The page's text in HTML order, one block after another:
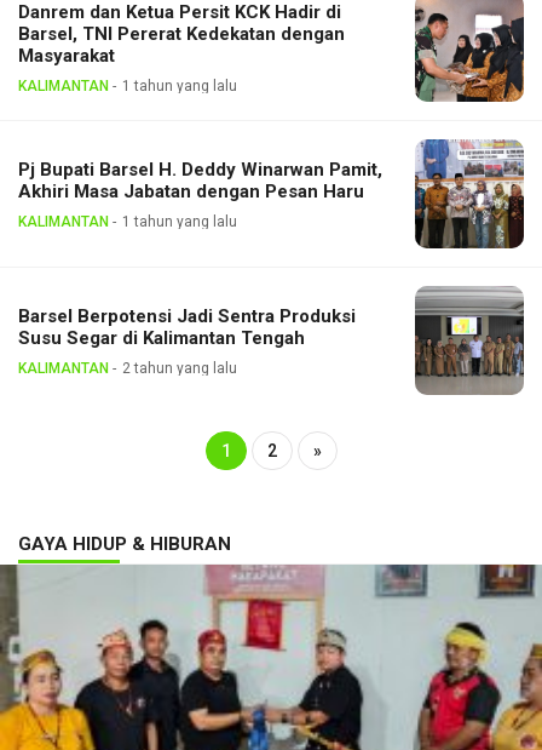
Danrem dan Ketua Persit KCK Hadir di
Barsel, TNI Pererat Kedekatan dengan
Masyarakat
KALIMANTAN 1 tahun yang lalu
Pj Bupati Barsel H. Deddy Winarwan Pamit,
Akhiri Masa Jabatan dengan Pesan Haru
KALIMANTAN 1 tahun yang lalu
Barsel Berpotensi Jadi Sentra Produksi
Susu Segar di Kalimantan Tengah
KALIMANTAN 2 tahun yang lalu
1 2 »
GAYA HIDUP & HIBURAN